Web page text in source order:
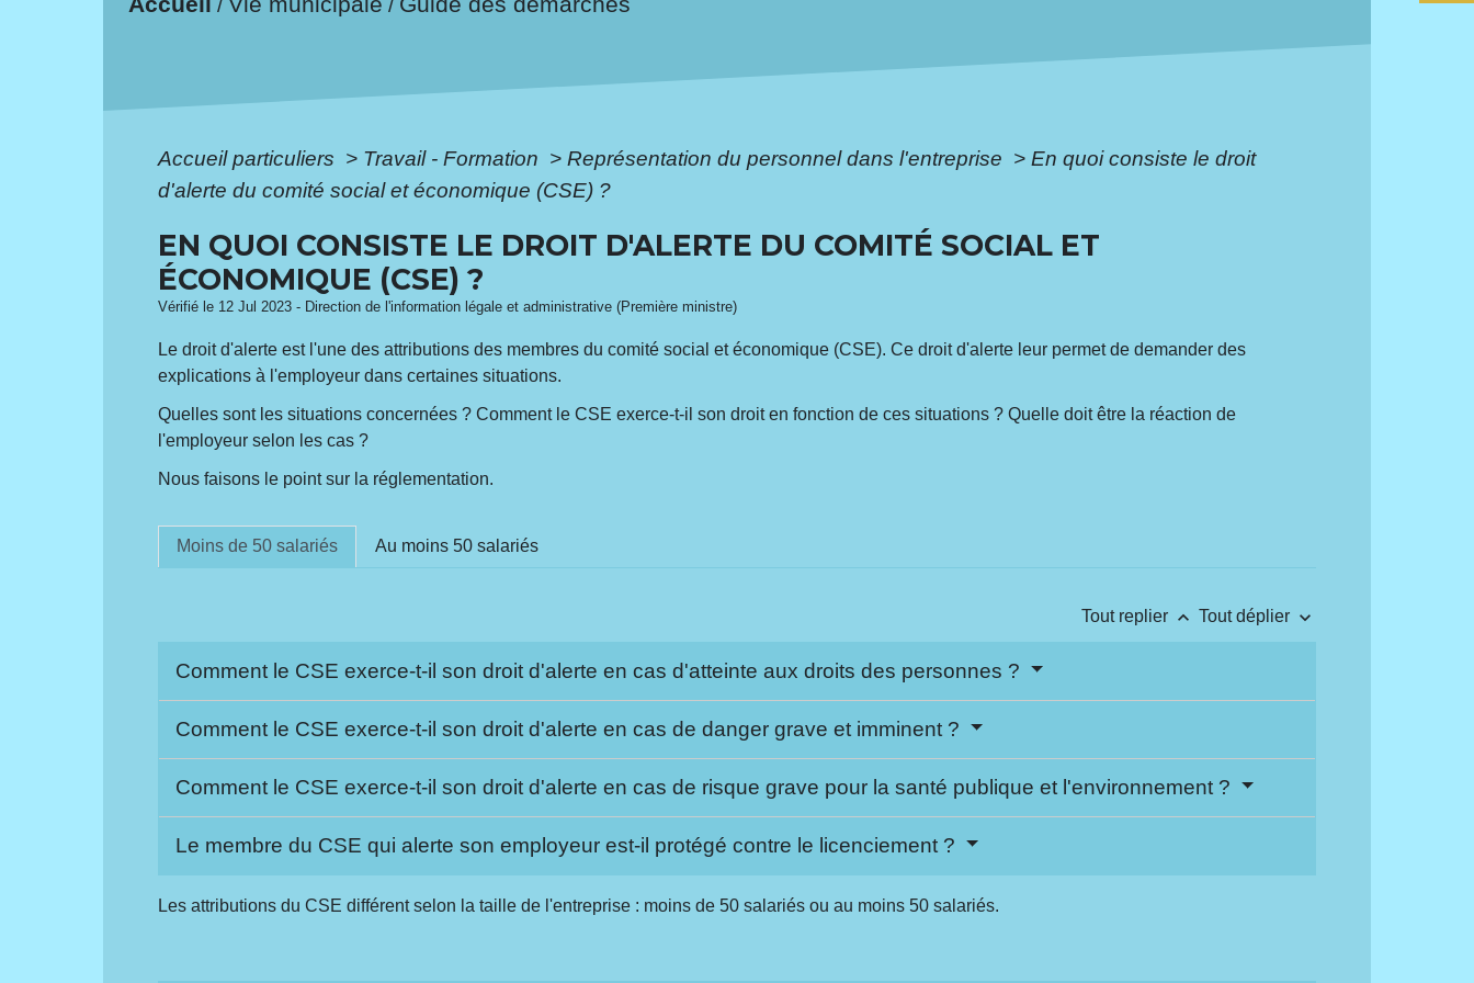
/ /
Accueil particuliers > Travail - Formation > Représentation du personnel dans l'entreprise > En quoi consiste le droit
d'alerte du comité social et économique (CSE) ?
EN QUOI CONSISTE LE DROIT D'ALERTE DU COMITÉ SOCIAL ET
ÉCONOMIQUE (CSE) ?
Vérifié le 12 Jul 2023 - Direction de l'information légale et administrative (Première ministre)
Le droit d'alerte est l'une des attributions des membres du comité social et économique (CSE). Ce droit d'alerte leur permet de demander des
explications à l'employeur dans certaines situations.
Quelles sont les situations concernées ? Comment le CSE exerce-t-il son droit en fonction de ces situations ? Quelle doit être la réaction de
l'employeur selon les cas ?
Nous faisons le point sur la réglementation.
Moins de 50 salariés Au moins 50 salariés
Tout replier keyboard_arrow_up Tout déplier keyboard_arrow_down
Comment le CSE exerce-t-il son droit d'alerte en cas d'atteinte aux droits des personnes ?
Comment le CSE exerce-t-il son droit d'alerte en cas de danger grave et imminent ?
Comment le CSE exerce-t-il son droit d'alerte en cas de risque grave pour la santé publique et l'environnement ?
Le membre du CSE qui alerte son employeur est-il protégé contre le licenciement ?
Les attributions du CSE différent selon la taille de l'entreprise : moins de 50 salariés ou au moins 50 salariés.